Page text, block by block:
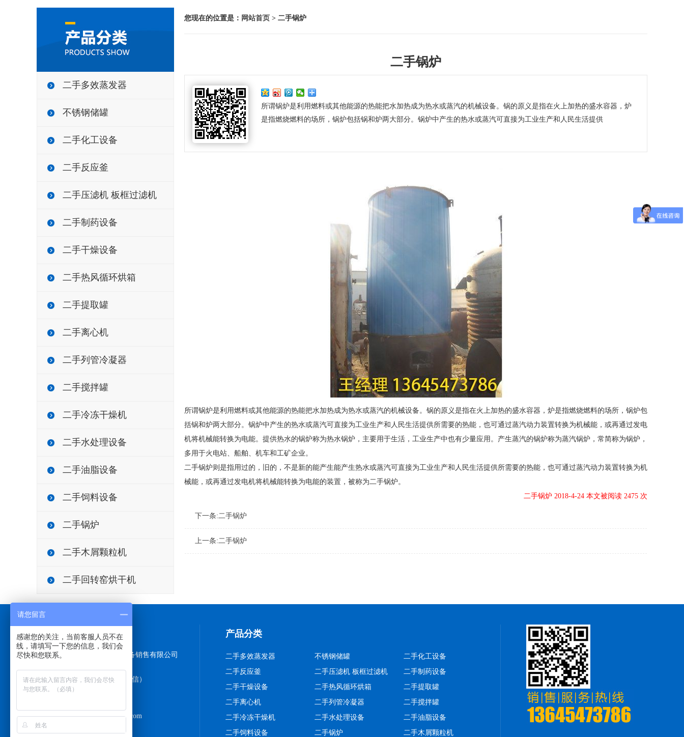
二手多效蒸发器
不锈钢储罐
二手化工设备
二手反应釜
二手压滤机 板框过滤机
二手制药设备
二手干燥设备
二手热风循环烘箱
二手提取罐
二手离心机
二手列管冷凝器
二手搅拌罐
二手冷冻干燥机
二手水处理设备
二手油脂设备
二手饲料设备
二手锅炉
二手木屑颗粒机
二手回转窑烘干机
您现在的位置是： 网站首页 > 二手锅炉
二手锅炉
所谓锅炉是利用燃料或其他能源的热能把水加热成为热水或蒸汽的机械设备。锅的原义是指在火上加热的盛水容器，炉
是指燃烧燃料的场所，锅炉包括锅和炉两大部分。锅炉中产生的热水或蒸汽可直接为工业生产和人民生活提供
所谓锅炉是利用燃料或其他能源的热能把水加热成为热水或蒸汽的机械设备。锅的原义是指在火上加热的盛水容器，炉是指燃烧燃料的场所，锅炉包
括锅和炉两大部分。锅炉中产生的热水或蒸汽可直接为工业生产和人民生活提供所需要的热能，也可通过蒸汽动力装置转换为机械能，或再通过发电
机将机械能转换为电能。提供热水的锅炉称为热水锅炉，主要用于生活，工业生产中也有少量应用。产生蒸汽的锅炉称为蒸汽锅炉，常简称为锅炉，
多用于火电站、船舶、机车和工矿企业。
二手锅炉则是指用过的，旧的，不是新的能产生能产生热水或蒸汽可直接为工业生产和人民生活提供所需要的热能，也可通过蒸汽动力装置转换为机
械能，或再通过发电机将机械能转换为电能的装置，被称为二手锅炉。
二手锅炉 2018-4-24 本文被阅读 2475 次
下一条:二手锅炉
上一条:二手锅炉
联系方式
梁山县诚通二手化工设备销售有限公司
手机：13645473786（微信）
18766808981
邮箱：chshyouzhi@126.com
产品分类
二手多效蒸发器 不锈钢储罐
二手化工设备
二手反应釜
二手压滤机 板框过滤机
二手制药设备
二手干燥设备
二手热风循环烘箱
二手提取罐
二手离心机
二手列管冷凝器
二手搅拌罐
二手冷冻干燥机
二手水处理设备
二手油脂设备
二手饲料设备
二手锅炉 二手木屑颗粒机
请您留言
感谢您的关注，当前客服人员不在
线，请填写一下您的信息，我们会
尽快和您联系。